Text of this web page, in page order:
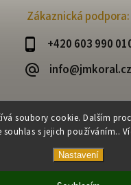
soubory cookie. Dalším
souhlas s jejich používáním..
Nastavení
Zákaznická podpora:
+420 603 990
info@jmkoral.cz
2026ESHOP JM KORAL.
VytvořilShoptet| Design